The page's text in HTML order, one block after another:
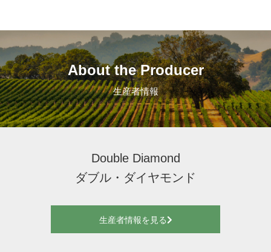
About the Producer
生産者情報
Double Diamond
ダブル・ダイヤモンド
生産者情報を見る